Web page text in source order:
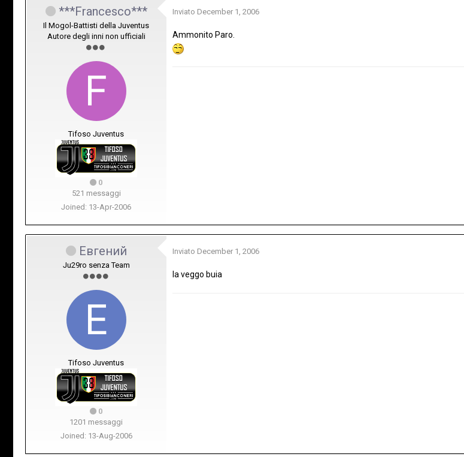
***Francesco***
Il Mogol-Battisti della Juventus
Autore degli inni non ufficiali
Tifoso Juventus
0
521 messaggi
Joined: 13-Apr-2006
Inviato December 1, 2006
Ammonito Paro.
Евгений
Ju29ro senza Team
Tifoso Juventus
0
1201 messaggi
Joined: 13-Aug-2006
Inviato December 1, 2006
la veggo buia